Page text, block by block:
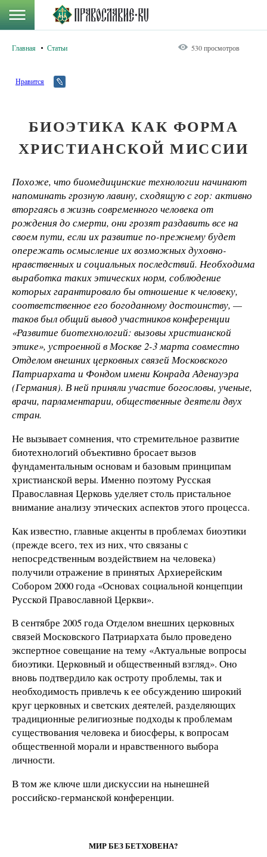
Главная Статьи 530 просмотров
Нравится
БИОЭТИКА КАК ФОРМА
ХРИСТИАНСКОЙ МИССИИ
Похоже, что биомедицинские технологии начинают
напоминать грозную лавину, сходящую с гор: активно
вторгаясь в жизнь современного человека от
рождения до смерти, они грозят раздавить все на
своем пути, если их развитие по-прежнему будет
опережать осмысление их возможных духовно-
нравственных и социальных последствий. Необходима
выработка таких этических норм, соблюдение
которых гарантировало бы отношение к человеку,
соответственное его богоданному достоинству, —
таков был общий вывод участников конференции
«Развитие биотехнологий: вызовы христианской
этике», устроенной в Москве 2-3 марта совместно
Отделом внешних церковных связей Московского
Патриархата и Фондом имени Конрада Аденауэра
(Германия). В ней приняли участие богословы, ученые,
врачи, парламентарии, общественные деятели двух
стран.
Не вызывает сомнения, что стремительное развитие
биотехнологий объективно бросает вызов
фундаментальным основам и базовым принципам
христианской веры. Именно поэтому Русская
Православная Церковь уделяет столь пристальное
внимание анализу этических аспектов этого процесса.
Как известно, главные акценты в проблемах биоэтики
(прежде всего, тех из них, что связаны с
непосредственным воздействием на человека)
получили отражение в принятых Архиерейским
Собором 2000 года «Основах социальной концепции
Русской Православной Церкви».
В сентябре 2005 года Отделом внешних церковных
связей Московского Патриархата было проведено
экспертное совещание на тему «Актуальные вопросы
биоэтики. Церковный и общественный взгляд». Оно
вновь подтвердило как остроту проблемы, так и
необходимость привлечь к ее обсуждению широкий
круг церковных и светских деятелей, разделяющих
традиционные религиозные подходы к проблемам
существования человека и биосферы, к вопросам
общественной морали и нравственного выбора
личности.
В том же ключе шли дискуссии на нынешней
российско-германской конференции.
МИР БЕЗ БЕТХОВЕНА?